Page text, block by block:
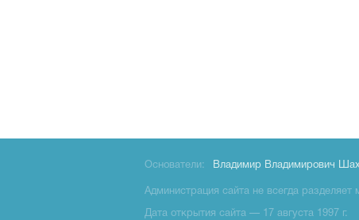
Основатели: Владимир Владимирович
Администрация сайта не всегда
Дата открытия сайта — 17 августа 1997 г.